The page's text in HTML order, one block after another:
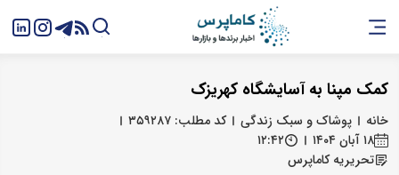
کمک مپنا به آسایشگاه کهریزک
خانه پوشاک و سبک زندگی
کد مطلب: ۳۵۹۲۸۷
۱۸ آبان ۱۴۰۴
۱۲:۴۲
تحریریه کاماپرس